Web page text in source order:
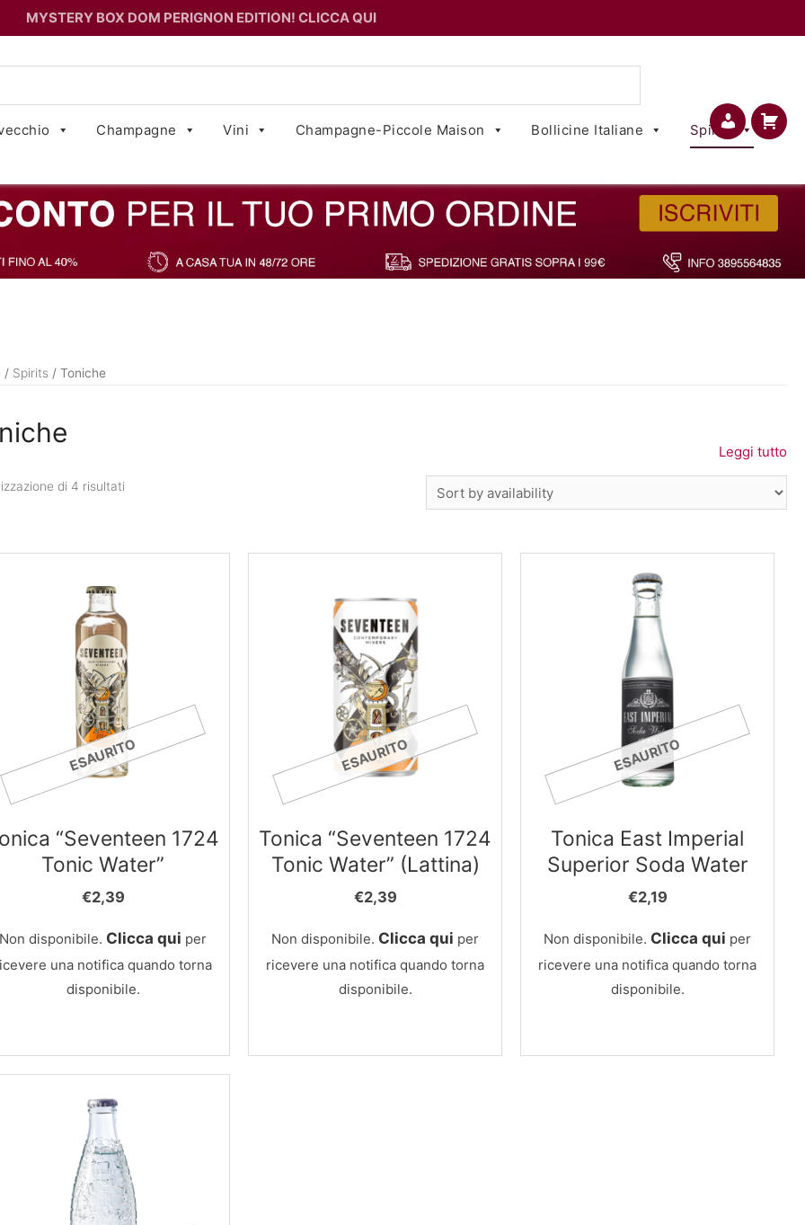
MYSTERY BOX DOM PERIGNON EDITION! CLICCA QUI
Champagne Vini Champagne-Piccole Maison Bollicine Italiane Spirits
/ Spirits / Toniche
Leggi tutto
di 4 risultati
ESAURITO
“Seventeen 1724
Tonic Water”
€2,39
Non disponibile. Clicca qui per
una notifica quando torna
disponibile.
ESAURITO
Tonica “Seventeen 1724
Tonic Water” (Lattina)
€2,39
Non disponibile. Clicca qui per
ricevere una notifica quando torna
disponibile.
ESAURITO
Tonica East Imperial
Superior Soda Water
€2,19
Non disponibile. Clicca qui per
ricevere una notifica quando torna
disponibile.